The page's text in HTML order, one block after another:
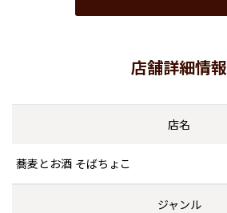
店舗詳細情報
店名
蕎麦とお酒 そばちょこ
ジャンル